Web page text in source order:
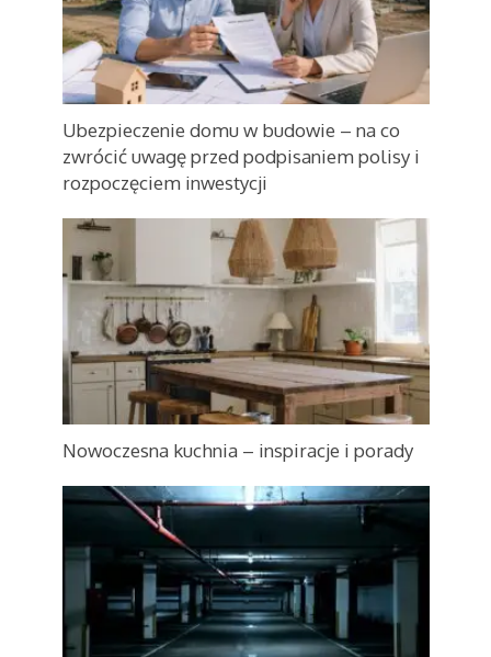
Ubezpieczenie domu w budowie – na co
zwrócić uwagę przed podpisaniem polisy i
rozpoczęciem inwestycji
Nowoczesna kuchnia – inspiracje i porady